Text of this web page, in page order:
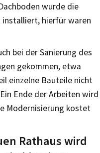
wurde die
hierfür waren
bei der Sanierung des
gekommen, etwa
einzelne Bauteile nicht
Ende der Arbeiten wird
Modernisierung kostet
Rathaus wird